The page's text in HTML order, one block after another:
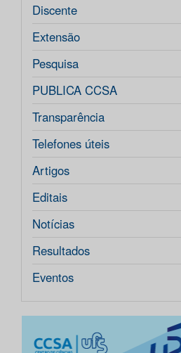
Discente
Extensão
Pesquisa
PUBLICA CCSA
Transparência
Telefones úteis
Artigos
Editais
Notícias
Resultados
Eventos